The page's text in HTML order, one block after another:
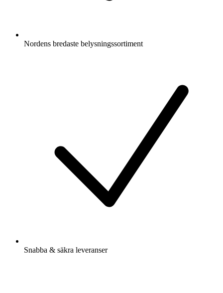
Nordens bredaste belysningssortiment
Snabba & säkra leveranser